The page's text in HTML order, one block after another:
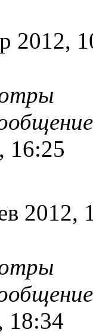
2012,
16:25
2012,
18:34